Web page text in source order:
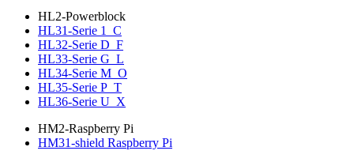
HL2-Powerblock
HL31-Serie 1_C
HL32-Serie D_F
HL33-Serie G_L
HL34-Serie M_O
HL35-Serie P_T
HL36-Serie U_X
HM2-Raspberry Pi
HM31-shield Raspberry Pi